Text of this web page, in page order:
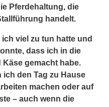
Pferdehaltung, die
handelt.
viel zu tun hatte und
dass ich in die
gemacht habe.
den Tag zu Hause
machen oder auf
– auch wenn die